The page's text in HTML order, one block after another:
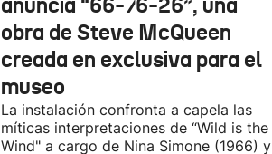
anuncia “66-76-26”, una
obra de Steve McQueen
creada en exclusiva para el
museo
La instalación confronta a capela las
míticas interpretaciones de “Wild is the
Wind" a cargo de Nina Simone (1966) y